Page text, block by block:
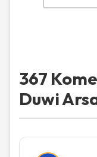
367
Duwi